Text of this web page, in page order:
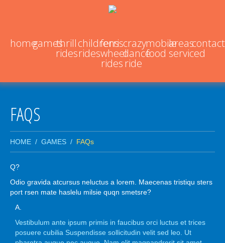
homegamesthrill
rides
childrens
rides
ferris
wheel
rides
crazy
dance
ride
mobile
food
areas
serviced
contact
FAQS
HOME GAMES FAQs
Q?
Odio gravida atcursus neluctus a lorem. Maecenas tristiqu sters
port rsen mate haslelu milsie quqn smetsre?
A.
Vestibulum ante ipsum primis in faucibus orci luctus et trices
posuere cubilia Suspendisse sollicitudin velit sed leo. Ut